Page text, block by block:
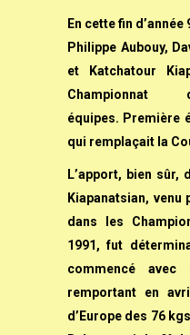
En cette fin
Philippe Aubouy,
et Katchatour
équipes. Première
qui remplaçait la
L’apport, bien sûr,
Kiapanatsian,
dans les
1991, fut
commencé avec
remportant en
d’Europe des 76